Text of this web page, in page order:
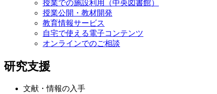
授業での施設利用（中央図書館）
授業公開・教材開発
教育情報サービス
自宅で使える電子コンテンツ
オンラインでのご相談
研究支援
文献・情報の入手